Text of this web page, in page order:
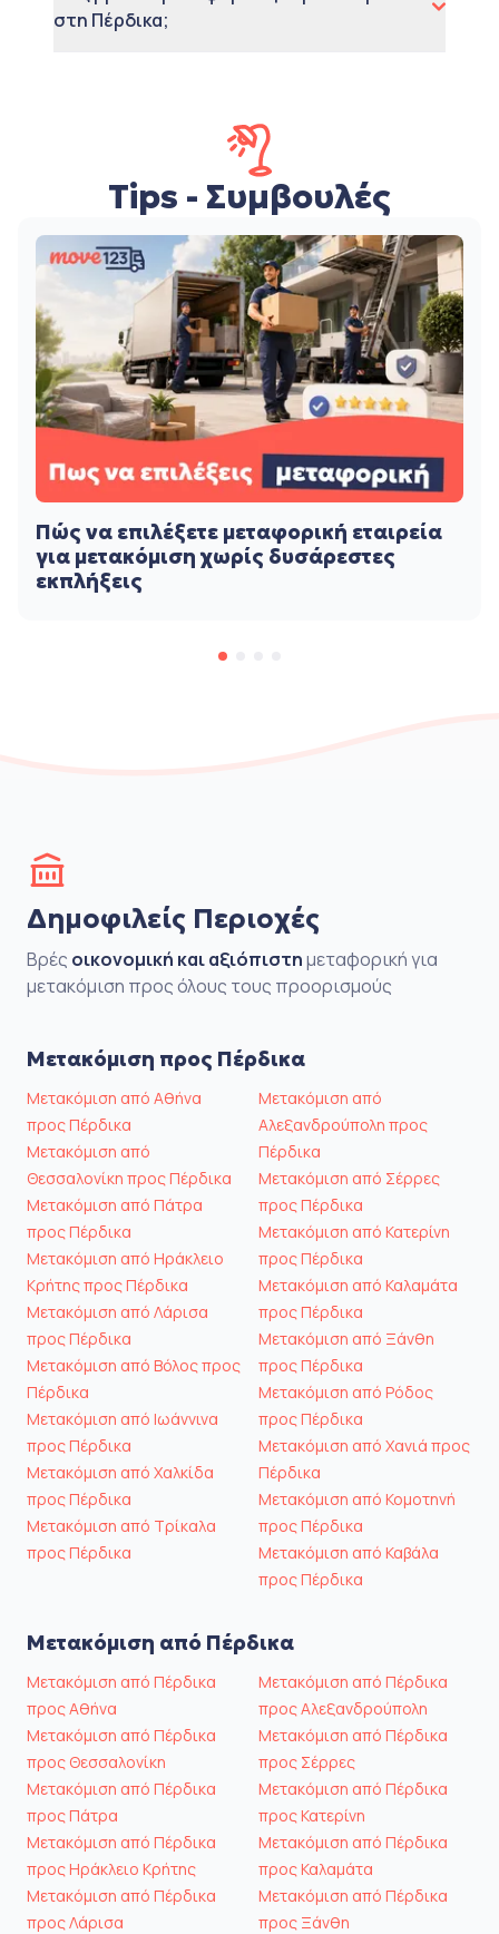
στη Πέρδικα;
Tips - Συμβουλές
Πώς να επιλέξετε μεταφορική εταιρεία
για μετακόμιση χωρίς δυσάρεστες
εκπλήξεις
Δημοφιλείς Περιοχές
Βρές οικονομική και αξιόπιστημεταφορική για
μετακόμιση προς όλους τους προορισμούς
Μετακόμιση προς Πέρδικα
Μετακόμιση από Αθήνα
προς Πέρδικα
Μετακόμιση από
Θεσσαλονίκη προς Πέρδικα
Μετακόμιση από Πάτρα
προς Πέρδικα
Μετακόμιση από Ηράκλειο
Κρήτης προς Πέρδικα
Μετακόμιση από Λάρισα
προς Πέρδικα
Μετακόμιση από Βόλος προς
Πέρδικα
Μετακόμιση από Ιωάννινα
προς Πέρδικα
Μετακόμιση από Χαλκίδα
προς Πέρδικα
Μετακόμιση από Τρίκαλα
προς Πέρδικα
Μετακόμιση από
Αλεξανδρούπολη προς
Πέρδικα
Μετακόμιση από Σέρρες
προς Πέρδικα
Μετακόμιση από Κατερίνη
προς Πέρδικα
Μετακόμιση από Καλαμάτα
προς Πέρδικα
Μετακόμιση από Ξάνθη
προς Πέρδικα
Μετακόμιση από Ρόδος
προς Πέρδικα
Μετακόμιση από Χανιά προς
Πέρδικα
Μετακόμιση από Κομοτηνή
προς Πέρδικα
Μετακόμιση από Καβάλα
προς Πέρδικα
Μετακόμιση από Πέρδικα
Μετακόμιση από Πέρδικα
προς Αθήνα
Μετακόμιση από Πέρδικα
προς Θεσσαλονίκη
Μετακόμιση από Πέρδικα
προς Πάτρα
Μετακόμιση από Πέρδικα
προς Ηράκλειο Κρήτης
Μετακόμιση από Πέρδικα
προς Λάρισα
Μετακόμιση από Πέρδικα
προς Αλεξανδρούπολη
Μετακόμιση από Πέρδικα
προς Σέρρες
Μετακόμιση από Πέρδικα
προς Κατερίνη
Μετακόμιση από Πέρδικα
προς Καλαμάτα
Μετακόμιση από Πέρδικα
προς Ξάνθη